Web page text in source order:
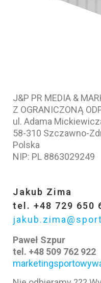
J&P PR MEDIA &
Z OGRANICZONĄ
ul. Adama
58-310 Szczawno-
Polska
NIP: PL 8863029249
Jakub Zima
tel. +48 729 650
Paweł Szpur
tel. +48 509 762 922